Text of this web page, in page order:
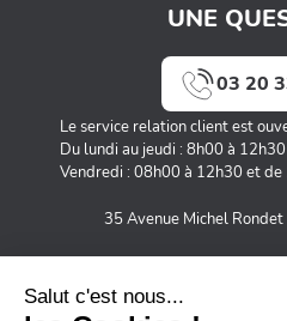
UNE
03 20
Le service relation client est
Du lundi au jeudi : 8h00 à
Vendredi : 08h00 à 12h30 et
35 Avenue Michel